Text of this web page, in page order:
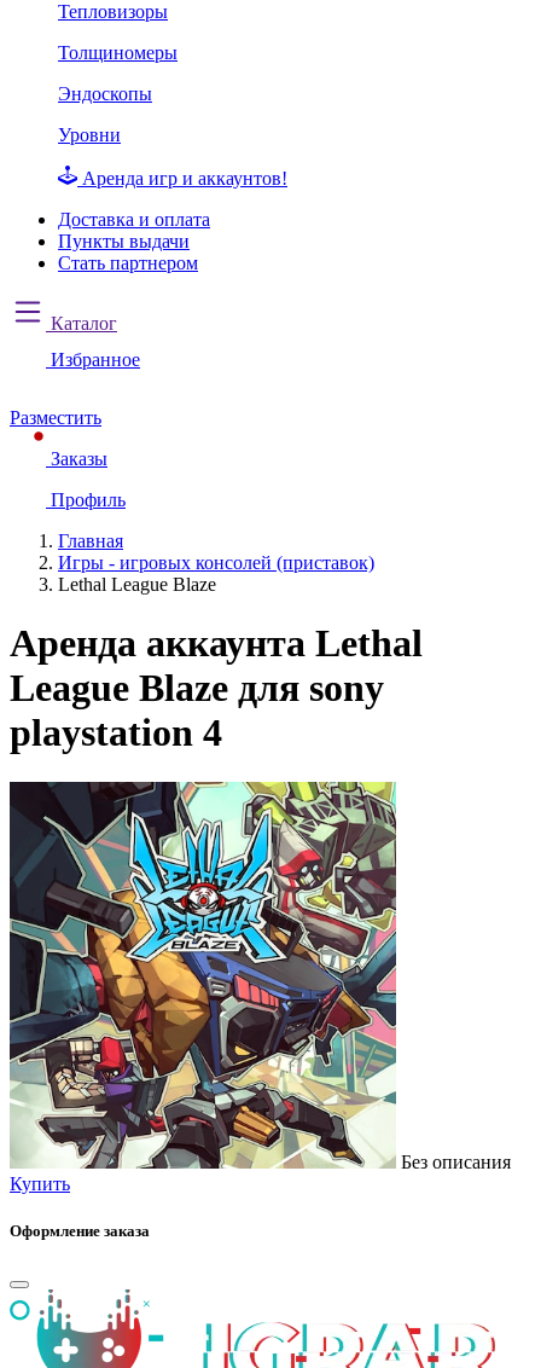
Тепловизоры
Толщиномеры
Эндоскопы
Уровни
Аренда игр и аккаунтов!
Доставка и оплата
Пункты выдачи
Стать партнером
Каталог
Избранное
Разместить
Заказы
Профиль
Главная
Игры - игровых консолей (приставок)
Lethal League Blaze
Аренда аккаунта Lethal
League Blaze для sony
playstation 4
Без описания
Купить
Оформление заказа